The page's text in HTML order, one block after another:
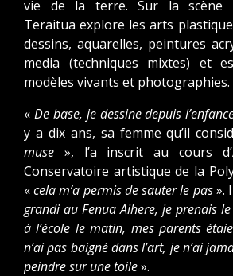
vie de la terre. Sur la scène
Teraitua explore les arts
dessins, aquarelles, peintures
media (techniques mixtes) et
modèles vivants et photographies.
« De base, je dessine depuis
y a dix ans, sa femme qu’il
muse », l’a inscrit au cours
Conservatoire artistique de la
«cela m’a permis de sauter le pas».
grandi au Fenua Aihere, je prenais
à l’école le matin, mes parents
n’ai pas baigné dans l’art, je n’ai
peindre sur une toile».